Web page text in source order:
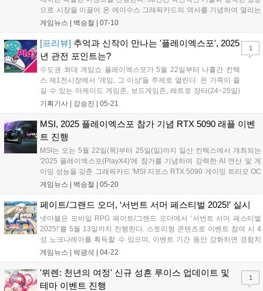
으로 시장을 이끌어 온 에이수스 그래픽카드의 역사를 기념하여 열리는
이번 이벤트는 오는 10월 7일까지 진행된다. 30주년을 기념하여 진행하
파크에서 진행되며, 참가자들은 다양한 미션을 수행하고 포인트를 모아
경품 추첨에 응모할 수 있다. SNS 콘텐츠 공유 등의 활동을 통해서도 포
인트를 획득할 수 있으며, 8월 19일에는 새로운 액티비티와 미션이 추가
될 예정이다. 7, 8, 10월에 추첨하여 경품을 제공하며, 경품으로는 Dual
GeForce RTX 5060Ti 그래픽카드를 비롯해 ROG Strix Z890-A 메인보
드, ROG Azoth 키보드 등 다양한 에이수스 제품과 브랜드 굿즈를 제공
할 예정이다....
게임뉴스 | 백승철 07-10
[프리뷰] 추억과 신작이 만나는 '플레이엑스포', 2025
년 관전 포인트는?
수도권 최대 게임쇼 플레이엑스포가 5월 22일부터 나흘간 킨텍
스 제1전시장에서 '게임, 그 이상'을 주제로 열린다. 온 가족이 즐
길 수 있는 아케이드 게임존, 보드게임존, 레트로 장터(24~25일)
가 마련된다. 반다이남코는 '엘든 링 밤의 통치자' 특별전을, 대원
'브라운더스트2' 부스와 인디 게임관을 운영하며, 24일 오후 1시
인디 쇼케이스를 개최한다. e스포츠 리그 개막전(23~24일), ASL
결승전(25일) 등 다양한 볼거리가 준비됐다....
기획기사 | 강승진 05-21
1
MSI, 2025 플레이엑스포 참가 기념 RTX 5090 래플 이벤
트 진행
MSI는 오는 5월 22일(목)부터 25일(일)까지 일산 킨텍스에서 개최되는
'2025 플레이엑스포(PlayX4)'에 참가를 기념하여 강력한 AI 연산 및 게
이밍 성능을 갖춘 그래픽카드 'MSI 지포스 RTX 5090 게이밍 트리오 OC
D7 32GB 트라이프로져4' 래플 이벤트를 진행한다고 밝혔다. 특히 현장
으켜 여전히 구입하기 힘든 '지포스 RTX 5090' 제품 중 하나인 'MSI 지포
스 RTX 5090 게이밍 트리오 OC D7 32GB 트라이프로져4'를 대상으로
추첨 구매 이벤트를 진행하며, 목요일 및 금요일에 거쳐 총 10명을 선정
할 예정이라 밝혔다. 그뿐만 아니라 MSI 노트북, 메인보드, 파워서플라
이 등 인기 제품을 대상으로 최대 10% 현장 할인 쿠폰이 제공되어 방문
객들은 실질적인 구매 혜택까지 누릴 수 있다....
게임뉴스 | 백승철 05-20
페이트/그랜드 오더, ‘서번트 서머 페스티벌 2025!’ 실시
넷마블은 모바일 RPG 페이트/그랜드 오더에서 ‘서번트 서머 페스티벌
2025!’를 5월 13일까지 진행한다. 스토리형 콘텐츠로 이벤트 참여 시 4
성 노크나레아를 획득할 수 있으며, 이벤트 기간 동안 강화하면 경험치
가 2배로 제공된다. 5성 알트리아 캐스터(버서커) 등 픽업 소환이 진행되
게임뉴스 | 박광석 04-22
'뮈렌: 천년의 여정' 신규 성흔 루이스 업데이트 및
테마 이벤트 진행
1